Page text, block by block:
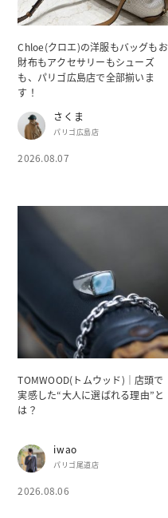
Chloe(クロエ)の洋服もバッグもお
財布もアクセサリーもシューズ
も、パリゴ広島店で全部揃いま
す！
さくま
パリゴ広島店
2026.08.07
TOMWOOD(トムウッド)｜店頭で
実感した“大人に選ばれる理由”と
は？
iwao
パリゴ尾道店
2026.08.06